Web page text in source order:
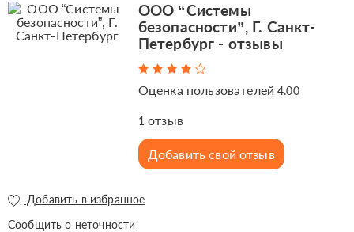
ООО “Системы
безопасности”, Г. Санкт-
Петербург - отзывы
Оценка пользователей4.00
1 отзыв
Добавить свой отзыв
Добавить в избранное
Сообщить о неточности